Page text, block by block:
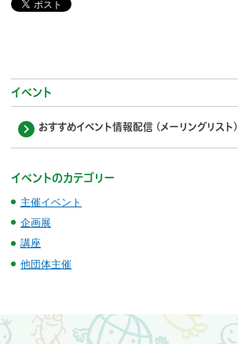
イベント
おすすめイベント情報配信 (メーリングリスト)
イベントのカテゴリー
主催イベント
企画展
講座
他団体主催